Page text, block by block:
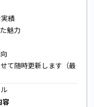
績
魅力
て随時更新します（最
容